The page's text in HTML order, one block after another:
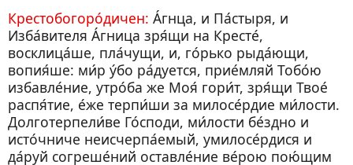
Крестобогоро́дичен: А́гнца, и Па́стыря, и
Изба́вителя А́гница зря́щи на Кресте́,
восклица́ше, пла́чущи, и, го́рько рыда́ющи,
вопия́ше: ми́р у́бо ра́дуется, прие́мляй Тобо́ю
избавле́ние, утро́ба же Моя́ гори́т, зря́щи Твое́
распя́тие, е́же терпи́ши за милосе́рдие ми́лости.
Долготерпели́ве Го́споди, ми́лости бе́здно и
исто́чниче неисчерпа́емый, умилосе́рдися и
да́руй согреше́ний оставле́ние ве́рою пою́щим